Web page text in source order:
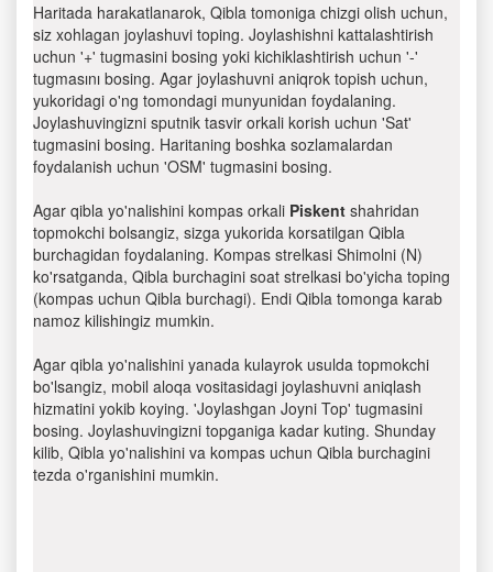
Haritada harakatlanarok, Qibla tomoniga chizgi olish uchun,
siz xohlagan joylashuvi toping. Joylashishni kattalashtirish
uchun '+' tugmasini bosing yoki kichiklashtirish uchun '-'
tugmasını bosing. Agar joylashuvni aniqrok topish uchun,
yukoridagi o'ng tomondagi munyunidan foydalaning.
Joylashuvingizni sputnik tasvir orkali korish uchun 'Sat'
tugmasini bosing. Haritaning boshka sozlamalardan
foydalanish uchun 'OSM' tugmasini bosing.
Agar qibla yo'nalishini kompas orkali Piskent shahridan
topmokchi bolsangiz, sizga yukorida korsatilgan Qibla
burchagidan foydalaning. Kompas strelkasi Shimolni (N)
ko'rsatganda, Qibla burchagini soat strelkasi bo'yicha toping
(kompas uchun Qibla burchagi). Endi Qibla tomonga karab
namoz kilishingiz mumkin.
Agar qibla yo'nalishini yanada kulayrok usulda topmokchi
bo'lsangiz, mobil aloqa vositasidagi joylashuvni aniqlash
hizmatini yokib koying. 'Joylashgan Joyni Top' tugmasini
bosing. Joylashuvingizni topganiga kadar kuting. Shunday
kilib, Qibla yo'nalishini va kompas uchun Qibla burchagini
tezda o'rganishini mumkin.